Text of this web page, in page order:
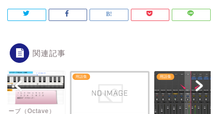
関連記事
ターブ（Octave）
用語集 用語集